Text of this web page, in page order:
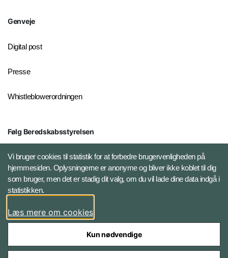
Genveje
Digital post
Presse
Whistleblowerordningen
Følg Beredskabsstyrelsen
X BRSdk
LinkedIn BRS-profil
Vi bruger cookies til statistik for at forbedre brugervenligheden på
hjemmesiden. Oplysningerne er anonyme og bliver ikke koblet til dig
som bruger, men det er stadig dit valg, om du vil lade dine data indgå i
statistikken.
Læs mere om cookies
Kun nødvendige